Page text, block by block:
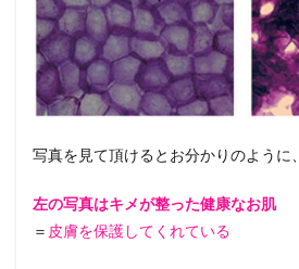
写真を見て頂けるとお分かりのように、
左の写真はキメが整った健康なお肌
＝ 皮膚を保護してくれている